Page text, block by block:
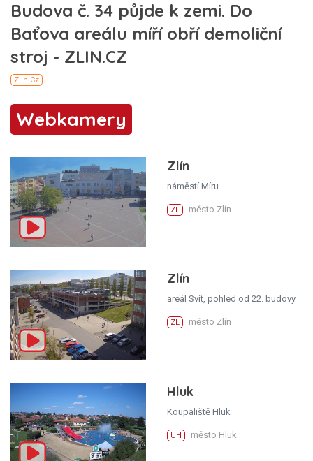
Webkamery
Zlín
náměstí Míru
ZL město Zlín
Zlín
areál Svit, pohled od 22. budovy
ZL město Zlín
Hluk
Koupaliště Hluk
UH město Hluk